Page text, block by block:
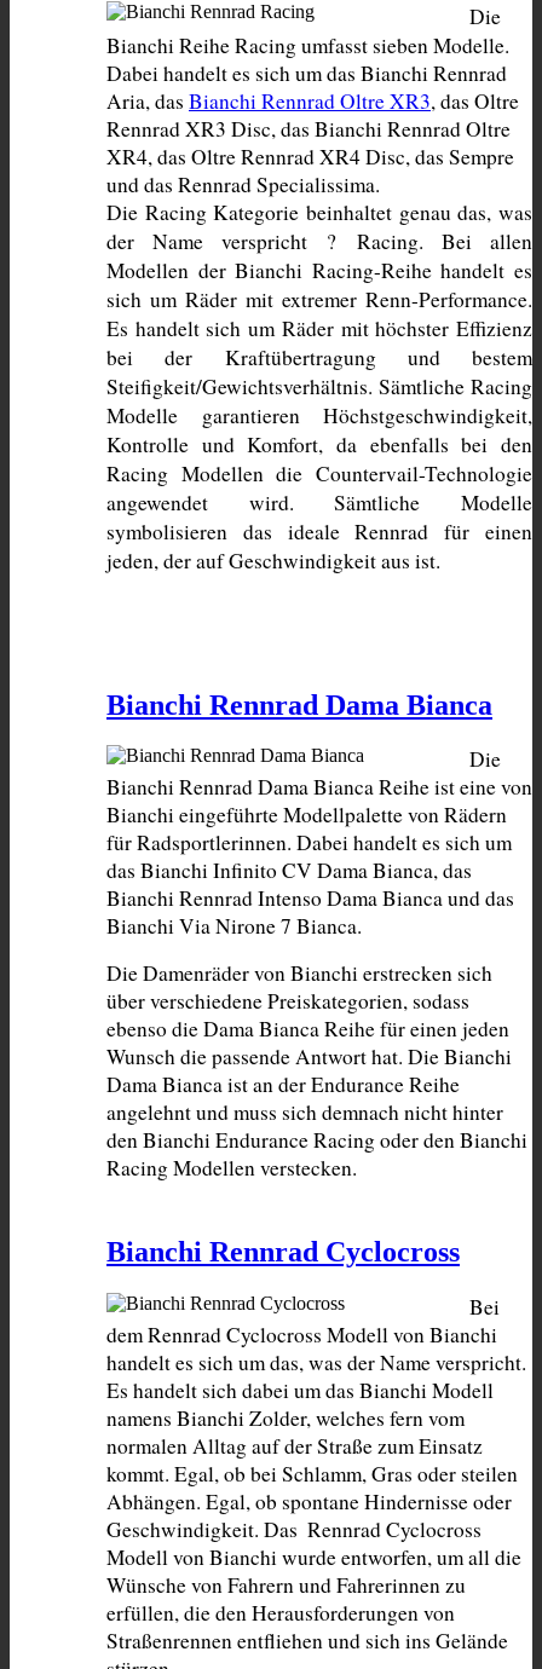
Die
Bianchi Reihe Racing umfasst sieben Modelle.
Dabei handelt es sich um das Bianchi Rennrad
Aria, das Bianchi Rennrad Oltre XR3, das Oltre
Rennrad XR3 Disc, das Bianchi Rennrad Oltre
XR4, das Oltre Rennrad XR4 Disc, das Sempre
und das Rennrad Specialissima.
Die Racing Kategorie beinhaltet genau das, was
der Name verspricht ? Racing. Bei allen
Modellen der Bianchi Racing-Reihe handelt es
sich um Räder mit extremer Renn-Performance.
Es handelt sich um Räder mit höchster Effizienz
bei der Kraftübertragung und bestem
Steifigkeit/Gewichtsverhältnis. Sämtliche Racing
Modelle garantieren Höchstgeschwindigkeit,
Kontrolle und Komfort, da ebenfalls bei den
Racing Modellen die Countervail-Technologie
angewendet wird. Sämtliche Modelle
symbolisieren das ideale Rennrad für einen
jeden, der auf Geschwindigkeit aus ist.
Bianchi Rennrad Dama Bianca
Die
Bianchi Rennrad Dama Bianca Reihe ist eine von
Bianchi eingeführte Modellpalette von Rädern
für Radsportlerinnen. Dabei handelt es sich um
das Bianchi Infinito CV Dama Bianca, das
Bianchi Rennrad Intenso Dama Bianca und das
Bianchi Via Nirone 7 Bianca.
Die Damenräder von Bianchi erstrecken sich
über verschiedene Preiskategorien, sodass
ebenso die Dama Bianca Reihe für einen jeden
Wunsch die passende Antwort hat. Die Bianchi
Dama Bianca ist an der Endurance Reihe
angelehnt und muss sich demnach nicht hinter
den Bianchi Endurance Racing oder den Bianchi
Racing Modellen verstecken.
Bianchi Rennrad Cyclocross
Bei
dem Rennrad Cyclocross Modell von Bianchi
handelt es sich um das, was der Name verspricht.
Es handelt sich dabei um das Bianchi Modell
namens Bianchi Zolder, welches fern vom
normalen Alltag auf der Straße zum Einsatz
kommt. Egal, ob bei Schlamm, Gras oder steilen
Abhängen. Egal, ob spontane Hindernisse oder
Geschwindigkeit. Das  Rennrad Cyclocross
Modell von Bianchi wurde entworfen, um all die
Wünsche von Fahrern und Fahrerinnen zu
erfüllen, die den Herausforderungen von
Straßenrennen entfliehen und sich ins Gelände